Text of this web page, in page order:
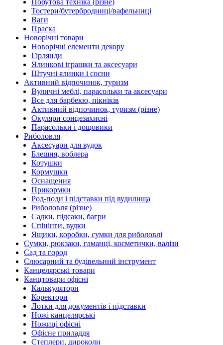
Побутова техніка (різне)
Тостери/бутербродниці/вафельниці
Ваги
Праска
Новорічні товари
Новорічні елементи декору
Гірлянди
Ялинкові іграшки та аксесуари
Штучні ялинки і сосни
Активний відпочинок, туризм
Вуличні меблі, парасольки та аксесуари
Все для барбекю, пікніків
Активний відпочинок, туризм (різне)
Окуляри сонцезахисні
Парасольки і дощовики
Риболовля
Аксесуари для вудок
Блешня, воблера
Котушки
Кормушки
Оснащення
Прикормки
Род-поди і підставки під вудилища
Риболовля (різне)
Садки, підсаки, багри
Спінінги, вудки
Ящики, коробки, сумки для риболовлі
Сумки, рюкзаки, гаманці, косметички, валізи
Сад та город
Слюсарний та будівельний інструмент
Канцелярські товари
Канцтовари офісні
Калькулятори
Коректори
Лотки для документів і підставки
Ножі канцелярські
Ножиці офісні
Офісне приладдя
Степлери, дироколи